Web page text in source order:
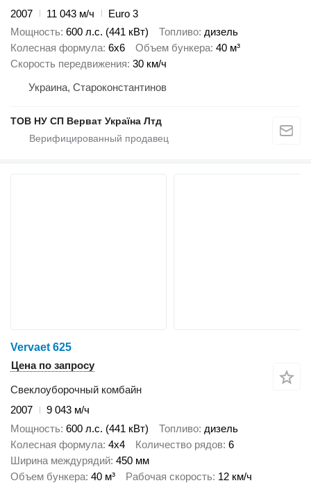
2007
11 043 м/ч
Euro 3
Мощность 600 л.с. (441 кВт) Топливо дизель
Колесная формула 6x6 Объем бункера 40 м³
Скорость передвижения 30 км/ч
Украина, Староконстантинов
ТОВ НУ СП Верват Україна Лтд
Vervaet 625
Цена по запросу
Свеклоуборочный комбайн
2007
9 043 м/ч
Мощность 600 л.с. (441 кВт) Топливо дизель
Колесная формула 4x4 Количество рядов 6
Ширина междурядий 450 мм
Объем бункера 40 м³ Рабочая скорость 12 км/ч